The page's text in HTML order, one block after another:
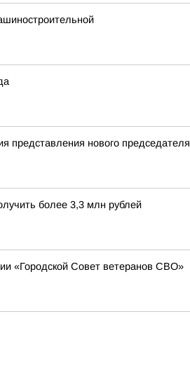
представления нового председателя
более 3,3 млн рублей
«Городской Совет ветеранов СВО»